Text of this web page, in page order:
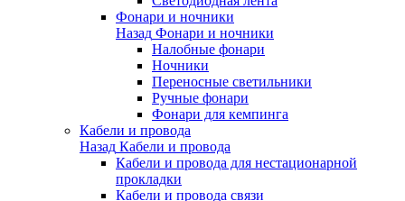
Фонари и ночники
Назад Фонари и ночники
Налобные фонари
Ночники
Переносные светильники
Ручные фонари
Фонари для кемпинга
Кабели и провода
Назад Кабели и провода
Кабели и провода для нестационарной
прокладки
Кабели и провода связи